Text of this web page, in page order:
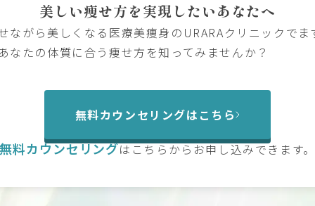
美しい痩せ方を実現したいあなたへ
ながら美しくなる医療美痩身のURARAクリニックでま
なたの体質に合う痩せ方を知ってみませんか？
無料カウンセリングはこちら
無料カウンセリングはこちらからお申し込みできます。